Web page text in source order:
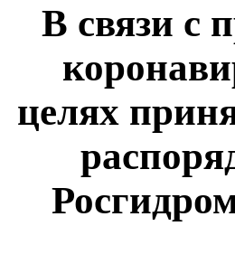
В связи с
целях